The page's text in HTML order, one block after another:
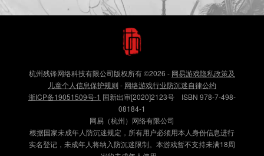
杭州残锋网络科技有限公司版权所有©2026 - 网易游戏隐私政策及
儿童个人信息保护规则- 网络游戏行业防沉迷自律公约
浙ICP备19051509号-1 国新出审[2020]2123号 ISBN 978-7-498-
08184-1
网易（杭州）网络有限公司
根据国家未成年人防沉迷规定，所有用户必须用本人身份信息进行
实名登记，未成年人将纳入防沉迷限制。本游戏暂不支持未满18周